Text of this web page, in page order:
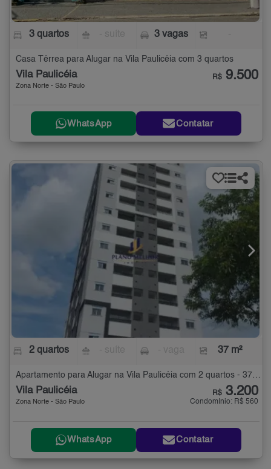
3 quartos 3 vagas
Casa Térrea para Alugar na Vila Paulicéia com 3 quartos
Vila Paulicéia
Zona Norte - São Paulo
R$ 9.500
WhatsApp Contatar
2 quartos 37 m²
Apartamento para Alugar na Vila Paulicéia com 2 quartos - 37 m²
Vila Paulicéia
Zona Norte - São Paulo
R$ 3.200
Condomínio: R$ 560
WhatsApp Contatar